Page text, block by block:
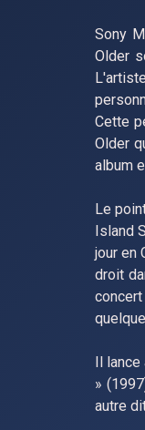
Sony
Older
Cette
Older
album
Le
Island
jour en
droit
Il lance
»
autre